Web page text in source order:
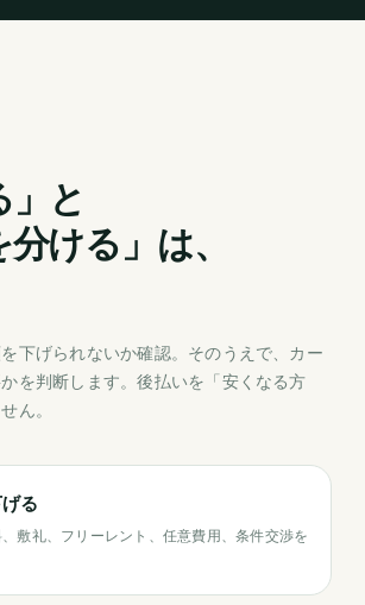
」と
分ける」は、
下げられないか確認。そのうえで、カー
を判断します。後払いを「安くなる方
ん。
る
敷礼、フリーレント、任意費用、条件交渉を